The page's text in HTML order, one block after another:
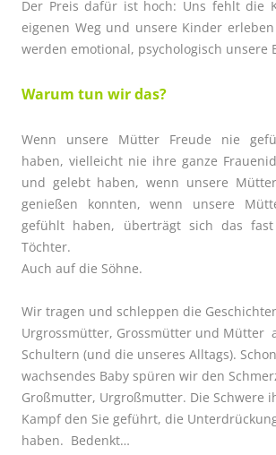
Der Preis dafür ist hoch: Uns fehlt die
eigenen Weg und unsere Kinder
werden emotional, psychologisch unsere
Warum tun wir das?
Wenn unsere Mütter Freude nie
haben, vielleicht nie ihre ganze
und gelebt haben, wenn unsere
genießen konnten, wenn unsere
gefühlt haben, überträgt sich das
Töchter.
Auch auf die Söhne.
Wir tragen und schleppen die
Urgrossmütter, Grossmütter und Mütter
Schultern (und die unseres Alltags).
wachsendes Baby spüren wir den
Großmutter, Urgroßmutter. Die Schwere
Kampf den Sie geführt, die
haben. Bedenkt…